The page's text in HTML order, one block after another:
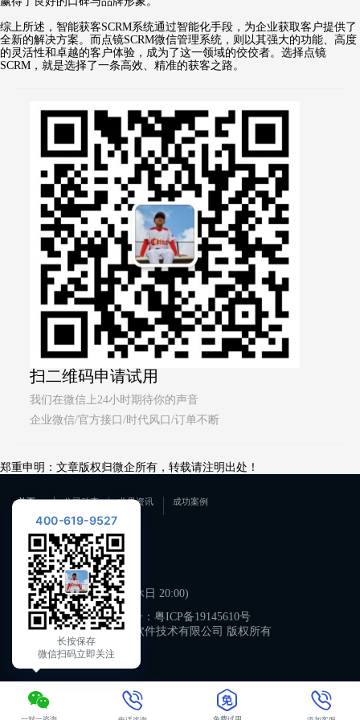
综上所述，智能获客SCRM系统通过智能化手段，为企业获取客户提供了
全新的解决方案。而点镜SCRM微信管理系统，则以其强大的功能、高度
的灵活性和卓越的客户体验，成为了这一领域的佼佼者。选择点镜
SCRM，就是选择了一条高效、精准的获客之路。
扫二维码申请试用
我们在微信上24小时期待你的声音
企业微信/官方接口/时代风口/订单不断
郑重申明：文章版权归微企所有，转载请注明出处！
首页 公司动态 业界资讯 成功案例
联系我们
400-619-9527
工作日 09:00-21:00 (双休日 20:00)
备案号： 粤ICP备19145610号
广州微企软件技术有限公司 版权所有
400-619-9527
长按保存
微信扫码立即关注